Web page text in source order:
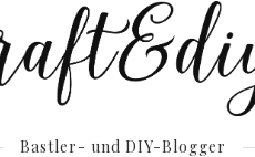
Bastler- und DIY-Blogger